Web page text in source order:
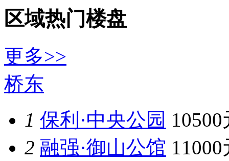
区域热门楼盘
更多>>
桥东
1 保利·中央公园
2 融强·御山公馆